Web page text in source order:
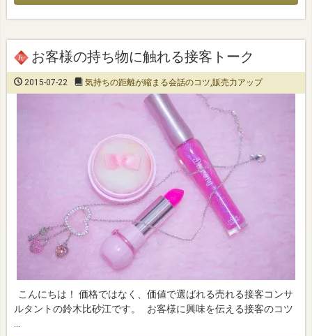
お客様の持ち物に触れる接客トーク
2015-07-22 気持ちの距離が縮まる会話のコツ 販売力アップ
こんにちは！ 価格ではなく、価値で選ばれる売れる接客コンサ
ルタントの鈴木比砂江です。 お客様に興味を伝える接客のコツ